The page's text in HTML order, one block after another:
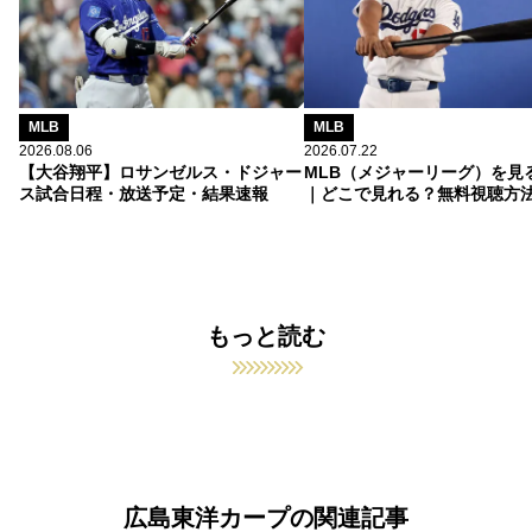
MLB
2026.08.06
【大谷翔平】ロサンゼルス・ドジャー
ス試合日程・放送予定・結果速報
MLB
2026.07.22
MLB（メジャーリーグ）を見
｜どこで見れる？無料視聴方
もっと読む
広島東洋カープの関連記事